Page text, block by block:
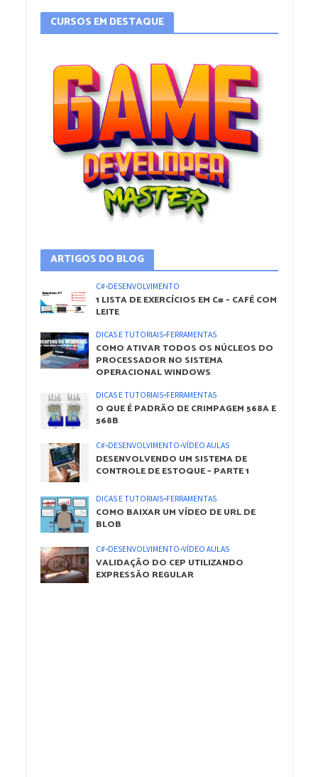
CURSOS EM DESTAQUE
ARTIGOS DO BLOG
C#•DESENVOLVIMENTO
1 LISTA DE EXERCÍCIOS EM C# – CAFÉ COM
LEITE
DICAS E TUTORIAIS•FERRAMENTAS
COMO ATIVAR TODOS OS NÚCLEOS DO
PROCESSADOR NO SISTEMA
OPERACIONAL WINDOWS
DICAS E TUTORIAIS•FERRAMENTAS
O QUE É PADRÃO DE CRIMPAGEM 568A E
568B
C#•DESENVOLVIMENTO•VÍDEO AULAS
DESENVOLVENDO UM SISTEMA DE
CONTROLE DE ESTOQUE – PARTE 1
DICAS E TUTORIAIS•FERRAMENTAS
COMO BAIXAR UM VÍDEO DE URL DE
BLOB
C#•DESENVOLVIMENTO•VÍDEO AULAS
VALIDAÇÃO DO CEP UTILIZANDO
EXPRESSÃO REGULAR